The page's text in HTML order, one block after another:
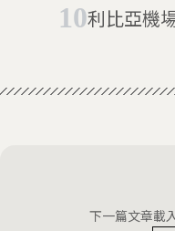
利比亞機
下一篇文章載